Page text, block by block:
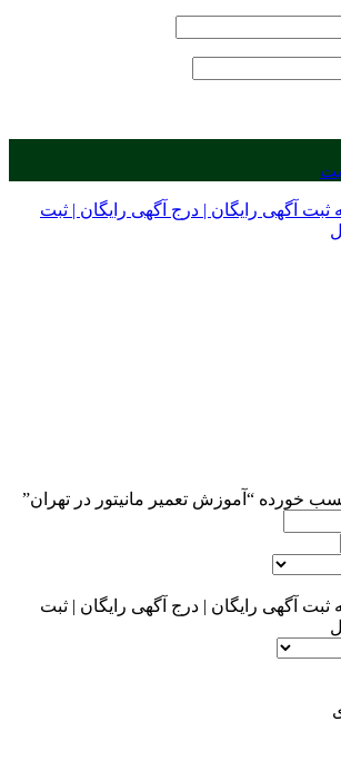
خورده “آموزش تعمیر مانیتور در تهران”